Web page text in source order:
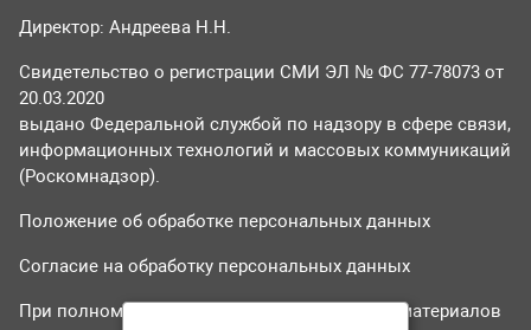
Директор: Андреева Н.Н.
Свидетельство о регистрации СМИ ЭЛ № ФС 77-78073 от
20.03.2020
выдано Федеральной службой по надзору в сфере связи,
информационных технологий и массовых коммуникаций
(Роскомнадзор).
Положение об обработке персональных данных
Согласие на обработку персональных данных
При полном или частичном использовании материалов